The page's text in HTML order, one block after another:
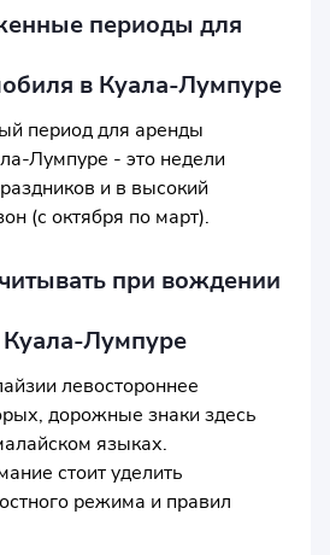
периоды для
в Куала-Лумпуре
период для аренды
Лумпуре - это недели
и в высокий
(с октября по март).
при вождении
Лумпуре
левостороннее
дорожные знаки здесь
языках.
стоит уделить
режима и правил